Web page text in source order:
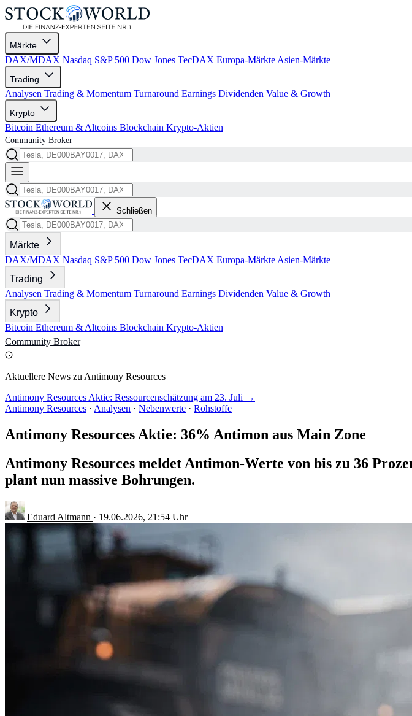
Märkte
DAX/MDAX Nasdaq S&P 500 Dow Jones TecDAX Europa-Märkte Asien-Märkte
Trading
Analysen Trading & Momentum Turnaround Earnings Dividenden Value & Growth
Krypto
Bitcoin Ethereum & Altcoins Blockchain Krypto-Aktien
Community Broker
Schließen
Märkte
DAX/MDAX Nasdaq S&P 500 Dow Jones TecDAX Europa-Märkte Asien-Märkte
Trading
Analysen Trading & Momentum Turnaround Earnings Dividenden Value & Growth
Krypto
Bitcoin Ethereum & Altcoins Blockchain Krypto-Aktien
Community Broker
Aktuellere News zu Antimony Resources
Antimony Resources Aktie: Ressourcenschätzung am 23. Juli →
Antimony Resources · Analysen · Nebenwerte · Rohstoffe
Antimony Resources Aktie: 36% Antimon aus Main Zone
Antimony Resources meldet Antimon-Werte von bis zu 36
plant nun massive Bohrungen.
Eduard Altmann · 19.06.2026, 21:54 Uhr